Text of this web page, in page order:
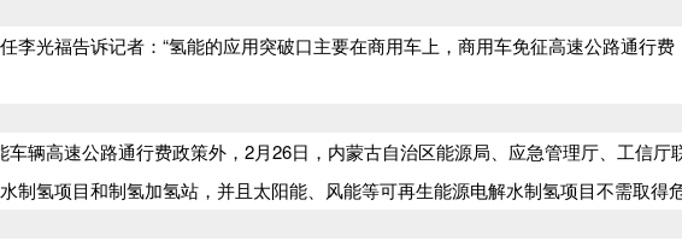
李光福告诉记者：“氢能的应用突破口主要在商用车上，商用车免征高速公路通行
辆高速公路通行费政策外，2月26日，内蒙古自治区能源局、应急管理厅、工信
制氢项目和制氢加氢站，并且太阳能、风能等可再生能源电解水制氢项目不需取得